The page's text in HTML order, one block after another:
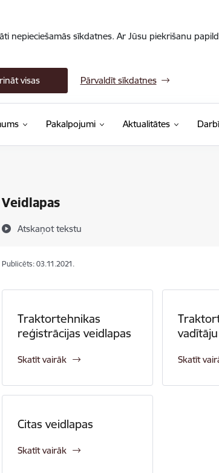
nepieciešamās sīkdatnes. Ar Jūsu piekrišanu
visas Pārvaldīt sīkdatnes
Pakalpojumi Aktualitātes
Veidlapas
Atskaņot tekstu
Publicēts: 03.11.2021.
Traktortehnikas
reģistrācijas veidlapas
Skatīt vairāk Skatīt
Citas veidlapas
Skatīt vairāk